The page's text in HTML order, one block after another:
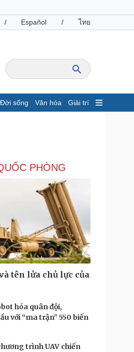
/ Español / ไทย
Đời sống Văn hóa Giải trí
Chứng khoán
Sành điệu
Tin Công nghệ
Trải nghiệm
Chuyển đổi số
Podcast
Đọc truyện đêm khuya
Cửa sổ tình yêu
PHÒNG
tên lửa chủ lực của
hóa quân đội,
với “ma trận” 550 biến
trình UAV chiến